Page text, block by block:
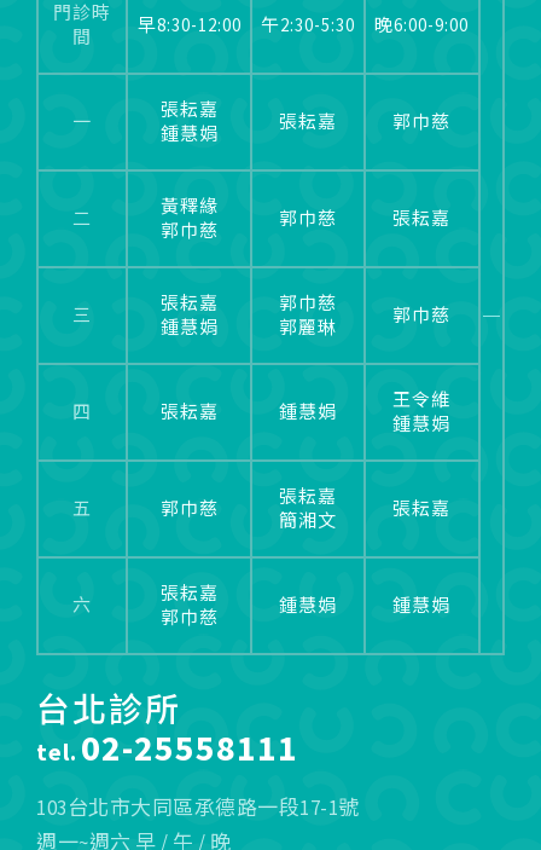
台北診所
tel. 02-25558111
103台北市大同區承德路一段17-1號
週一~週六 早 / 午 / 晚
門診時
間
一
二
三
四
五
六
早8:30-12:00
張耘嘉
鍾慧娟
黃釋緣
郭巾慈
張耘嘉
鍾慧娟
張耘嘉
郭巾慈
張耘嘉
郭巾慈
午2:30-5:30
張耘嘉
郭巾慈
郭巾慈
郭麗琳
鍾慧娟
張耘嘉
簡湘文
鍾慧娟
晚6:00-9:00
郭巾慈
張耘嘉
郭巾慈
王令維
鍾慧娟
張耘嘉
鍾慧娟